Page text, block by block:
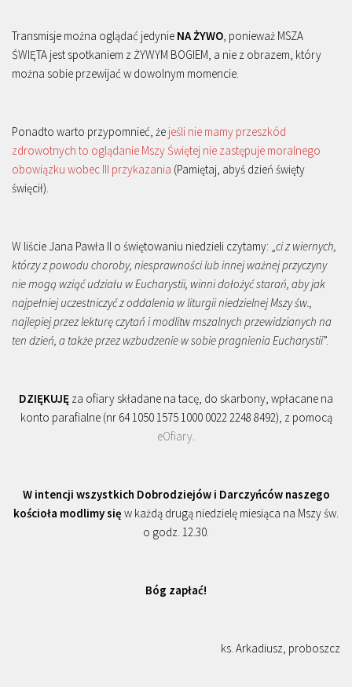
Transmisje można oglądać jedynie NA ŻYWO, ponieważ MSZA
ŚWIĘTA jest spotkaniem z ŻYWYM BOGIEM, a nie z obrazem, który
można sobie przewijać w dowolnym momencie.
Ponadto warto przypomnieć, że jeśli nie mamy przeszkód
zdrowotnych to oglądanie Mszy Świętej nie zastępuje moralnego
obowiązku wobec III przykazania (Pamiętaj, abyś dzień święty
święcił).
W liście Jana Pawła II o świętowaniu niedzieli czytamy: „ci z wiernych,
którzy z powodu choroby, niesprawności lub innej ważnej przyczyny
nie mogą wziąć udziału w Eucharystii, winni dołożyć starań, aby jak
najpełniej uczestniczyć z oddalenia w liturgii niedzielnej Mszy św.,
najlepiej przez lekturę czytań i modlitw mszalnych przewidzianych na
ten dzień, a także przez wzbudzenie w sobie pragnienia Eucharystii”.
DZIĘKUJĘ za ofiary składane na tacę, do skarbony, wpłacane na
konto parafialne (nr 64 1050 1575 1000 0022 2248 8492), z pomocą
eOfiary.
W intencji wszystkich Dobrodziejów i Darczyńców naszego
kościoła modlimy się w każdą drugą niedzielę miesiąca na Mszy św.
o godz. 12.30.
Bóg zapłać!
ks. Arkadiusz, proboszcz